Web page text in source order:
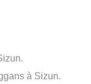
à Sizun.